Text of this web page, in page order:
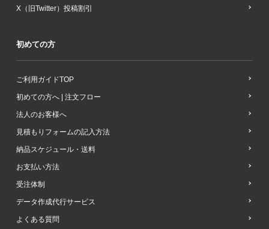
X（旧Twitter）投稿割引
初めての方
ご利用ガイドTOP
初めての方へ | 注文フロー
法人のお客様へ
見積もりフォームの記入方法
納品スケジュール・送料
お支払い方法
受注体制
データ作成代行サービス
よくある質問